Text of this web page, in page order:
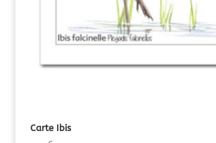
Carte Ibis